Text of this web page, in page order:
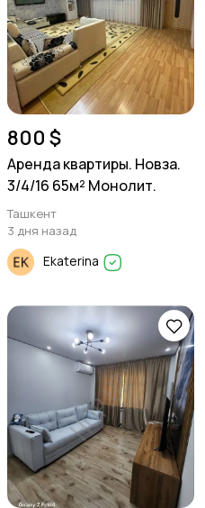
800 $
Аренда квартиры. Новза.
3/4/16 65м² Монолит.
Ташкент
3 дня назад
Ekaterina